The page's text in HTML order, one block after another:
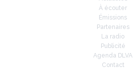
À écouter
Émissions
Partenaires
La radio
Publicité
Agenda DLVA
Contact